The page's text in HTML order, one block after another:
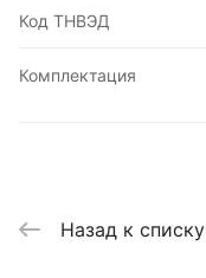
Код ТНВЭД
Комплектация
Назад к списку